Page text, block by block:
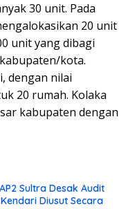
30 unit. Pada
20 unit
unit yang dibagi
kota.
dengan nilai
20 rumah. Kolaka
kabupaten dengan
Sultra Desak Audit
Diusut Secara